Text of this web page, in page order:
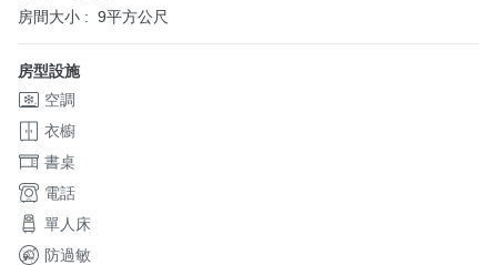
房間大小 : 9平方公尺
房型設施
空調
衣櫥
書桌
電話
單人床
防過敏